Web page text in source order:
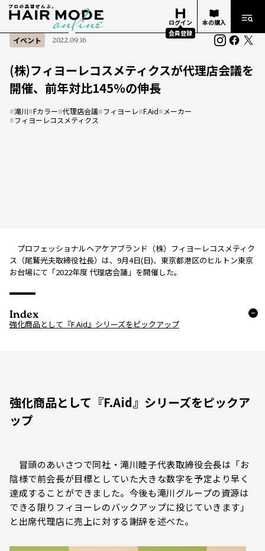
ログイン
会員登録
本の購入
イベント 2022.09.16
(株)フィヨーレコスメティクスが代理店会議を
開催、前年対比145％の伸長
#滝川#Fカラー#代理店会議#フィヨーレ#F.Aid# メーカー
#フィヨーレコスメティクス
プロフェッショナルヘアケアブランド（株）フィヨーレコスメティク
ス（尾鷲光夫取締役社長）は、9月4日(日)、東京都港区のヒルトン東京
お台場にて「2022年度 代理店会議」を開催した。
Index
強化商品として『F.Aid』シリーズをピックアップ
強化商品として『F.Aid』シリーズをピックア
ップ
冒頭のあいさつで同社・滝川睦子代表取締役会長は「お
陰様で前会長が目標としていた大きな数字を予定より早く
達成することができました。今後も滝川グループの資源は
できる限りフィヨーレのバックアップに投じていきます」
と出席代理店に売上に対する謝辞を述べた。